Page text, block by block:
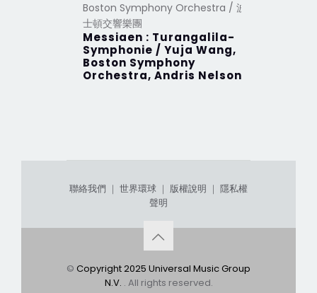
Boston Symphony Orchestra / 波
士頓交響樂團
Messiaen : Turangalila-
Symphonie / Yuja Wang,
Boston Symphony
Orchestra, Andris Nelsons
聯絡我們 ｜ 世界環球 ｜ 版權說明 ｜ 隱私權
聲明
© Copyright 2025 Universal Music Group
N.V. . All rights reserved.